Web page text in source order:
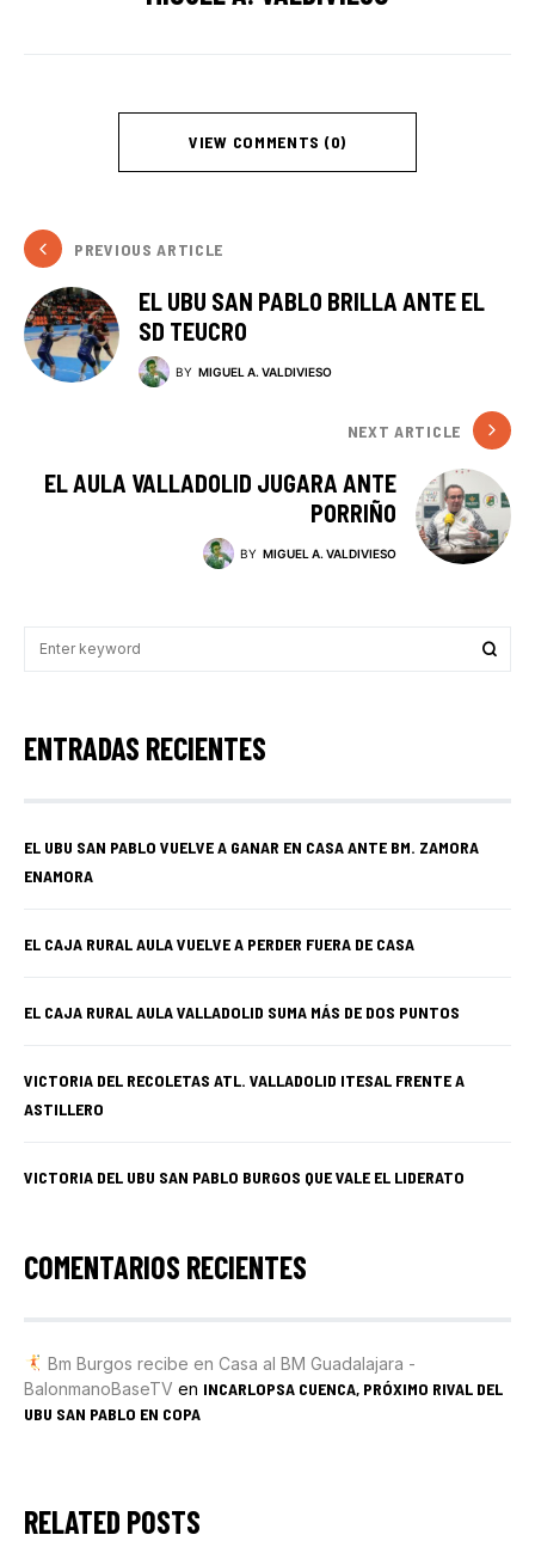
VIEW COMMENTS (0)
PREVIOUS ARTICLE
EL UBU SAN PABLO BRILLA ANTE EL
SD TEUCRO
BY MIGUEL A. VALDIVIESO
NEXT ARTICLE
EL AULA VALLADOLID JUGARA ANTE
PORRIÑO
BY MIGUEL A. VALDIVIESO
ENTRADAS RECIENTES
EL UBU SAN PABLO VUELVE A GANAR EN CASA ANTE BM. ZAMORA
ENAMORA
EL CAJA RURAL AULA VUELVE A PERDER FUERA DE CASA
EL CAJA RURAL AULA VALLADOLID SUMA MÁS DE DOS PUNTOS
VICTORIA DEL RECOLETAS ATL. VALLADOLID ITESAL FRENTE A
ASTILLERO
VICTORIA DEL UBU SAN PABLO BURGOS QUE VALE EL LIDERATO
COMENTARIOS RECIENTES
Bm Burgos recibe en Casa al BM Guadalajara -
BalonmanoBaseTV en INCARLOPSA CUENCA, PRÓXIMO RIVAL DEL
UBU SAN PABLO EN COPA
RELATED POSTS